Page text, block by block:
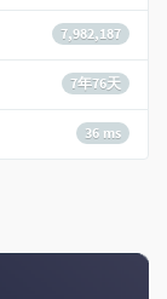
7,982,187
7年76天
36 ms